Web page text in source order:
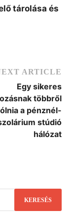
tárolása és
ARTICLE
Egy sikeres
többről
a pénznél-
stúdió
hálózat